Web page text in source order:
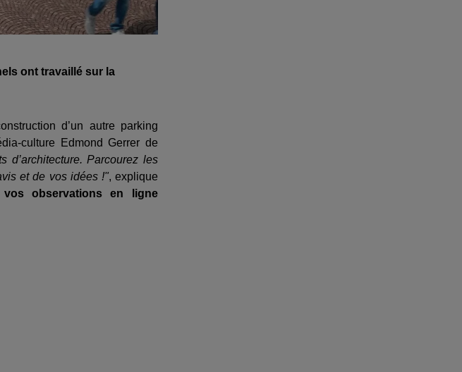
ont travaillé sur la
d’un autre parking
culture Edmond Gerrer de
d’architecture. Parcourez les
et de vos idées !", explique
observations en ligne